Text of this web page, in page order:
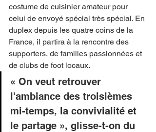
costume de cuisinier amateur pour
celui de envoyé spécial très spécial. En
duplex depuis les quatre coins de la
France, il partira à la rencontre des
supporters, de familles passionnées et
de clubs de foot locaux.
« On veut retrouver
l'ambiance des troisièmes
mi-temps, la convivialité et
le partage », glisse-t-on du